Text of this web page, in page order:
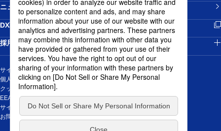
ニュースリリース
DX戦略新規ウィンドウを開きます
採用情報
サイトマップ
個人情報の取り扱いについて
クッキーポリシー
EEA域内のお取引先の皆様の個人データの取扱に関する通知
サイトご利用にあたって
お問い合わせ新規ウィンドウを開きます